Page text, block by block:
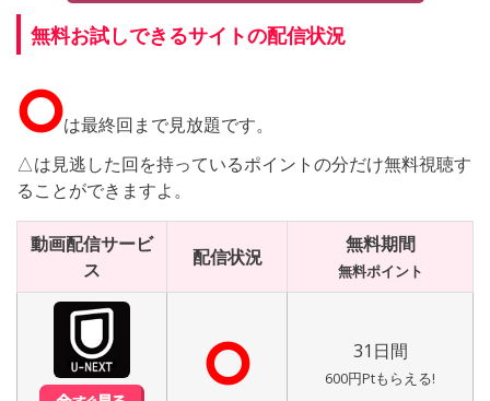
無料お試しできるサイトの配信状況
⭘は最終回まで見放題です。
△は見逃した回を持っているポイントの分だけ無料視聴す
ることができますよ。
動画配信サービ
ス
配信状況
無料期間
無料ポイント
⭘ 31日間
600円Ptもらえる!